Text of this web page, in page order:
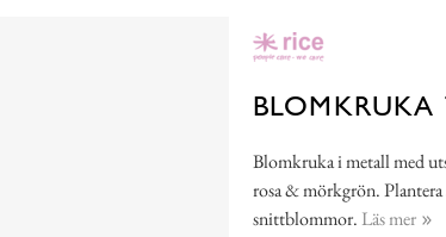
BLOMKRUKA
Blomkruka i metall med
rosa & mörkgrön. Plantera
snittblommor. Läs mer